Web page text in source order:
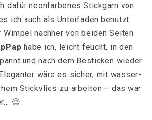
dafür neonfarbenes Stickgarn von
ich auch als Unterfaden benutzt
Wimpel nachher von beiden Seiten
habe ich, leicht feucht, in den
und nach dem Besticken wieder
wäre es sicher, mit wasser-
Stickvlies zu arbeiten – das war
😉